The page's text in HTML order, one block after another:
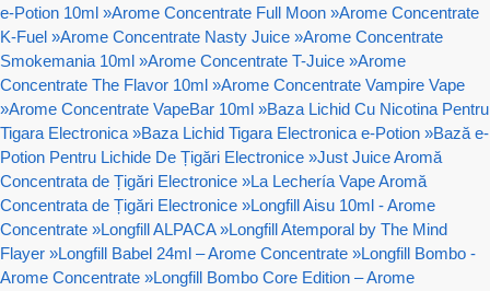
e-Potion 10ml »Arome Concentrate Full Moon »Arome Concentrate
K-Fuel »Arome Concentrate Nasty Juice »Arome Concentrate
Smokemania 10ml »Arome Concentrate T-Juice »Arome
Concentrate The Flavor 10ml »Arome Concentrate Vampire Vape
»Arome Concentrate VapeBar 10ml »Baza Lichid Cu Nicotina Pentru
Tigara Electronica »Baza Lichid Tigara Electronica e-Potion »Bază e-
Potion Pentru Lichide De Țigări Electronice »Just Juice Aromă
Concentrata de Țigări Electronice »La Lechería Vape Aromă
Concentrata de Țigări Electronice »Longfill Aisu 10ml - Arome
Concentrate »Longfill ALPACA »Longfill Atemporal by The Mind
Flayer »Longfill Babel 24ml – Arome Concentrate »Longfill Bombo -
Arome Concentrate »Longfill Bombo Core Edition – Arome